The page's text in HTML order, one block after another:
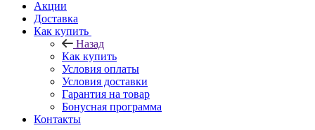
Акции
Доставка
Как купить
Назад
Как купить
Условия оплаты
Условия доставки
Гарантия на товар
Бонусная программа
Контакты